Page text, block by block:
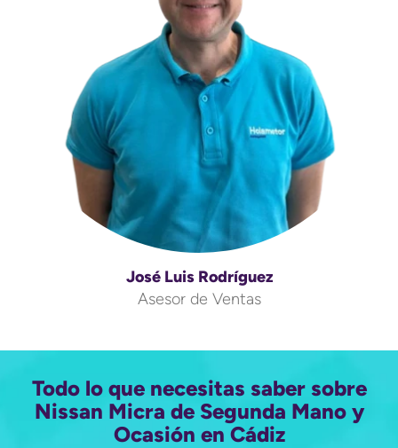
José Luis Rodríguez
Asesor de Ventas
Todo lo que necesitas saber sobre
Nissan Micra de Segunda Mano y
Ocasión en Cádiz